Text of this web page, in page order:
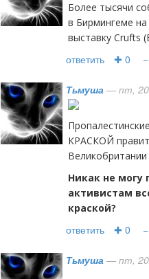
Более тысячи
в Бирмингеме
выставку Crufts
ответить ✚ 0
Тьмуша — пт,
КРАСКОЙ
Великобритании
Никак не могу
активистам
краской?
ответить ✚ 0
Тьмуша — пт,